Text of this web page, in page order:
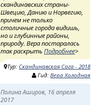
скандинавских страны-
Швецию, Данию и Норвегию,
причем не только
столичные города видишь,
но и глубинные районы,
природу. Вера постаралась
так раскрытьПодробнее>
Тур: Скандинавская Сага - 2018
Гид:Вера Холодная
Полина Аширов, 16 апреля
2017